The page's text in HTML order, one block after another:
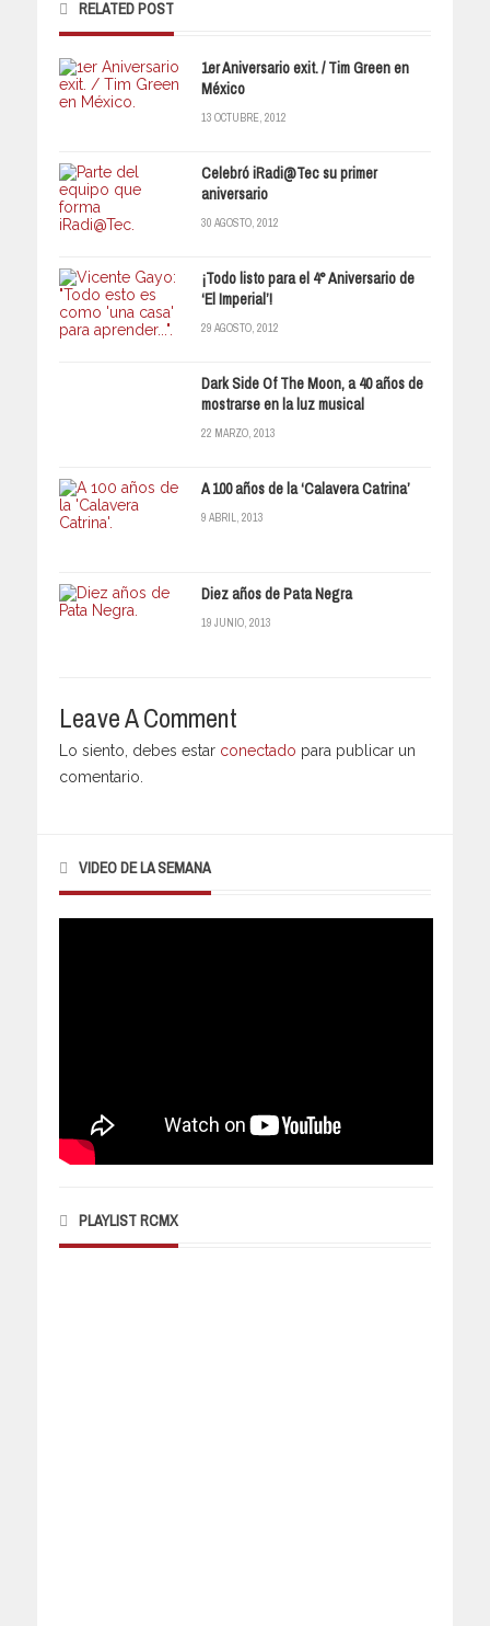
RELATED POST
1er Aniversario exit. / Tim Green en
México
13 OCTUBRE, 2012
Celebró iRadi@Tec su primer
aniversario
30 AGOSTO, 2012
¡Todo listo para el 4° Aniversario de
‘El Imperial’!
29 AGOSTO, 2012
Dark Side Of The Moon, a 40 años de
mostrarse en la luz musical
22 MARZO, 2013
A 100 años de la ‘Calavera Catrina’
9 ABRIL, 2013
Diez años de Pata Negra
19 JUNIO, 2013
Leave A Comment
Lo siento, debes estar conectado para publicar un
comentario.
VIDEO DE LA SEMANA
PLAYLIST RCMX